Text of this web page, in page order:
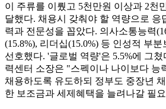
이 주류를 이뤘고 5천만원 이상과 2천
달했다. 채용시 갖춰야 할 역량으로 응
력과 전문성을 꼽았다. 의사소통능력
(15.8%), 리더십(15.0%) 등 인성적 부
선호했다. '글로벌 역량'은 5.5%에 그
력센터 소장은 "스펙이나 나이보다 능
채용하도록 유도하되 정부도 중장년
한 보조금과 세제혜택을 늘려나갈 필